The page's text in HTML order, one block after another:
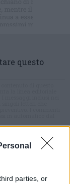
parties, or
questo